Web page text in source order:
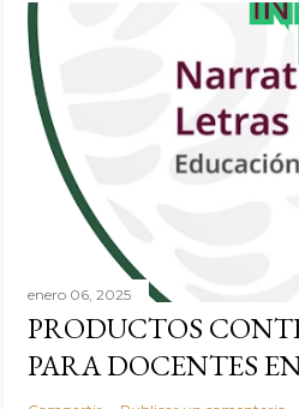
enero 06, 2025
PRODUCTOS
PARA DOCENTES